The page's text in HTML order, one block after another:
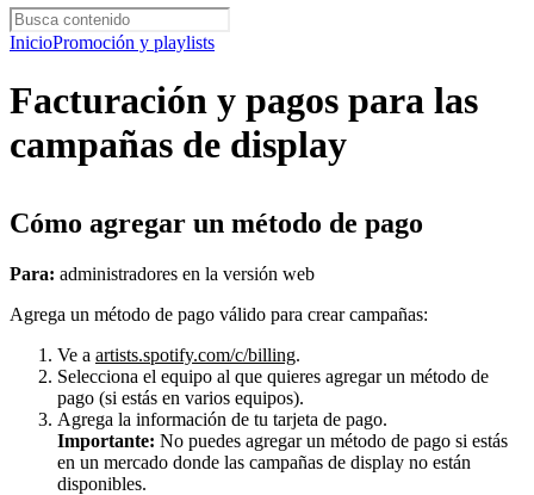
InicioPromoción y playlists
Facturación y pagos para las
campañas de display
Cómo agregar un método de pago
Para: administradores en la versión web
Agrega un método de pago válido para crear campañas:
Ve a artists.spotify.com/c/billing.
Selecciona el equipo al que quieres agregar un método de
pago (si estás en varios equipos).
Agrega la información de tu tarjeta de pago.
Importante: No puedes agregar un método de pago si estás
en un mercado donde las campañas de display no están
disponibles.